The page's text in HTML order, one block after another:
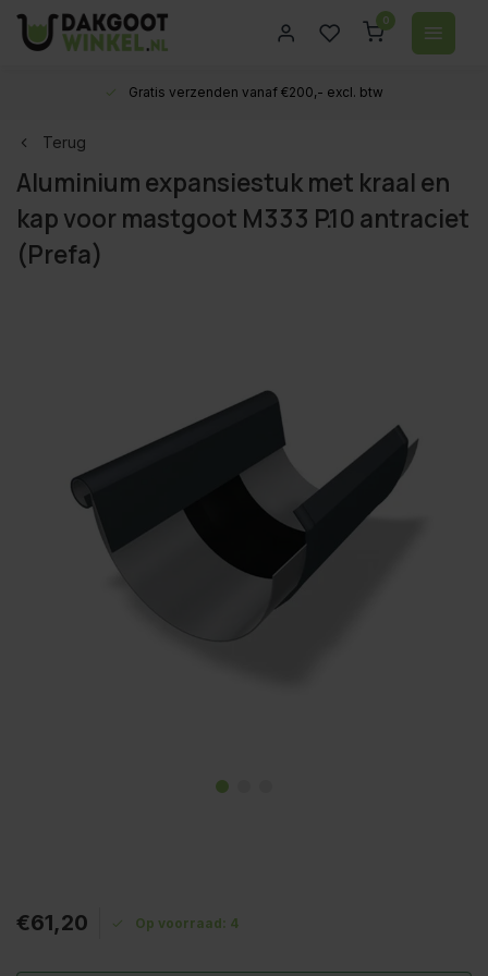
0
Gratis verzenden vanaf €200,- excl. btw
Terug
Aluminium expansiestuk met kraal en
kap voor mastgoot M333 P.10 antraciet
(Prefa)
€61,20 Op voorraad: 4